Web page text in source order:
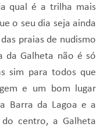
qual é a trilha mais
o seu dia seja ainda
praias de nudismo
da Galheta não é só
sim para todos que
e um bom lugar
Barra da Lagoa e a
centro, a Galheta